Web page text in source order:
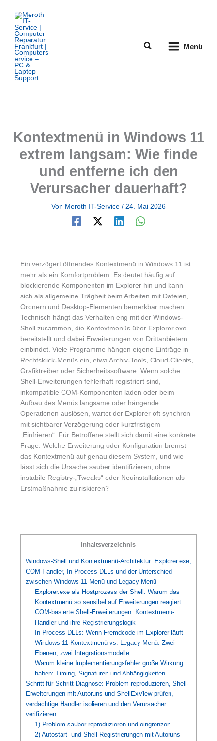
Inhalt
springen
Suchen Menü
Kontextmenü in Windows 11
extrem langsam: Wie finde
und entferne ich den
Verursacher dauerhaft?
Von Meroth IT-Service / 24. Mai 2026
Ein verzögert öffnendes Kontextmenü in Windows 11 ist
mehr als ein Komfortproblem: Es deutet häufig auf
blockierende Komponenten im Explorer hin und kann
sich als allgemeine Trägheit beim Arbeiten mit Dateien,
Ordnern und Desktop-Elementen bemerkbar machen.
Technisch hängt das Verhalten eng mit der Windows-
Shell zusammen, die Kontextmenüs über Explorer.exe
bereitstellt und dabei Erweiterungen von Drittanbietern
einbindet. Viele Programme hängen eigene Einträge in
Rechtsklick-Menüs ein, etwa Archiv-Tools, Cloud-Clients,
Grafiktreiber oder Sicherheitssoftware. Wenn solche
Shell-Erweiterungen fehlerhaft registriert sind,
inkompatible COM-Komponenten laden oder beim
Aufbau des Menüs langsame oder hängende
Operationen auslösen, wartet der Explorer oft synchron –
mit sichtbarer Verzögerung oder kurzfristigem
„Einfrieren“. Für Betroffene stellt sich damit eine konkrete
Frage: Welche Erweiterung oder Konfiguration bremst
das Kontextmenü auf genau diesem System, und wie
lässt sich die Ursache sauber identifizieren, ohne
instabile Registry-„Tweaks“ oder Neuinstallationen als
Erstmaßnahme zu riskieren?
Inhaltsverzeichnis
Windows-Shell und Kontextmenü-Architektur: Explorer.exe,
COM-Handler, In-Process-DLLs und der Unterschied
zwischen Windows-11-Menü und Legacy-Menü
Explorer.exe als Hostprozess der Shell: Warum das
Kontextmenü so sensibel auf Erweiterungen reagiert
COM-basierte Shell-Erweiterungen: Kontextmenü-
Handler und ihre Registrierungslogik
In-Process-DLLs: Wenn Fremdcode im Explorer läuft
Windows-11-Kontextmenü vs. Legacy-Menü: Zwei
Ebenen, zwei Integrationsmodelle
Warum kleine Implementierungsfehler große Wirkung
haben: Timing, Signaturen und Abhängigkeiten
Schritt-für-Schritt-Diagnose: Problem reproduzieren, Shell-
Erweiterungen mit Autoruns und ShellExView prüfen,
verdächtige Handler isolieren und den Verursacher
verifizieren
1) Problem sauber reproduzieren und eingrenzen
2) Autostart- und Shell-Registrierungen mit Autoruns